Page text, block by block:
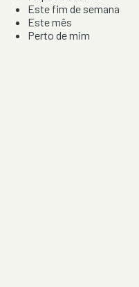
Este fim de semana
Este mês
Perto de mim